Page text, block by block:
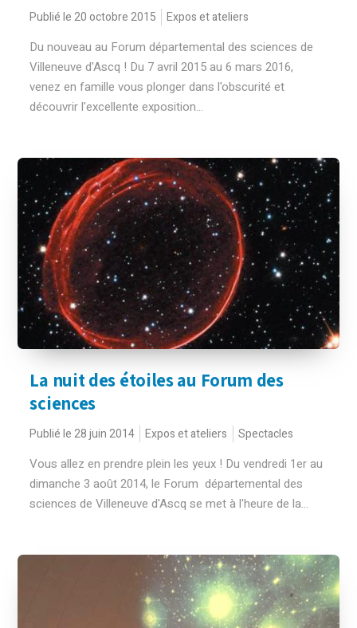
Publié le 20 octobre 2015 Expos et ateliers
Du nouveau au Forum départemental des sciences de
Villeneuve d'Ascq ! Du 7 avril 2015 au 6 mars 2016,
venez en famille vous plonger dans l'obscurité et
découvrir l'excellente exposition...
La nuit des étoiles au Forum des
sciences
Publié le 28 juin 2014 Expos et ateliers Spectacles
Vous allez en prendre plein les yeux ! Du vendredi 1er au
dimanche 3 août 2014, le Forum départemental des
sciences de Villeneuve d'Ascq se met à l'heure de la...